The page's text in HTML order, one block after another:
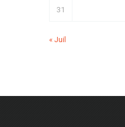
31
« Juil